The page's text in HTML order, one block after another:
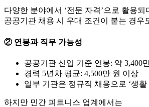
다양한 분야에서 ‘전문 자격’으로 활용되
공공기관 채용 시 우대 조건이 붙는 경우
② 연봉과 직무 가능성
공공기관 신입 기준 연봉: 약 3,400
경력 5년차 평균: 4,500만 원 이상
일부 기관은 정규직 채용으로 ‘생활
하지만 민간 피트니스 업계에서는